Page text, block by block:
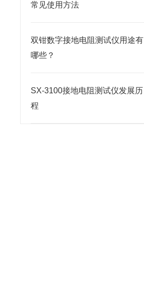
常见使用方法
双钳数字接地电阻测试仪用途有
哪些？
SX-3100接地电阻测试仪发展历
程